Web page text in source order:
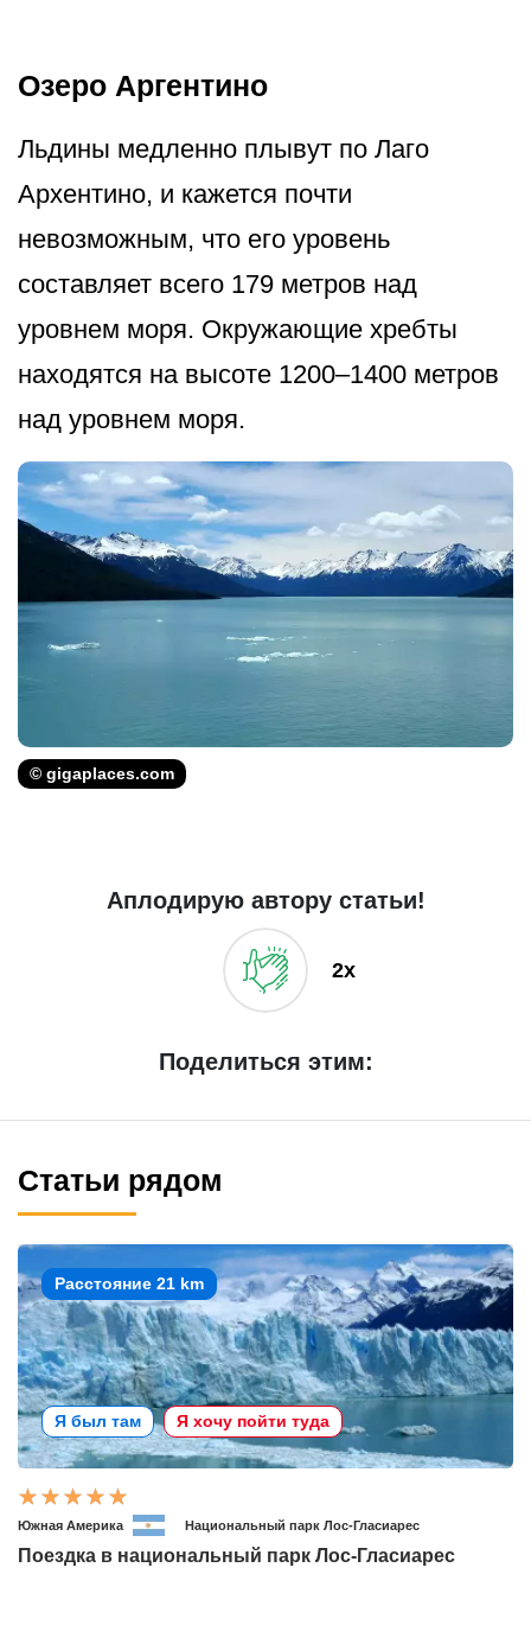
Озеро Аргентино
Льдины медленно плывут по Лаго
Архентино, и кажется почти
невозможным, что его уровень
составляет всего 179 метров над
уровнем моря. Окружающие хребты
находятся на высоте 1200–1400 метров
над уровнем моря.
© gigaplaces.com
Аплодирую автору статьи!
2x
Поделиться этим:
Статьи рядом
Расстояние 21 km
Я был там Я хочу пойти туда
Южная Америка Национальный парк Лос-Гласиарес
Поездка в национальный парк Лос-Гласиарес